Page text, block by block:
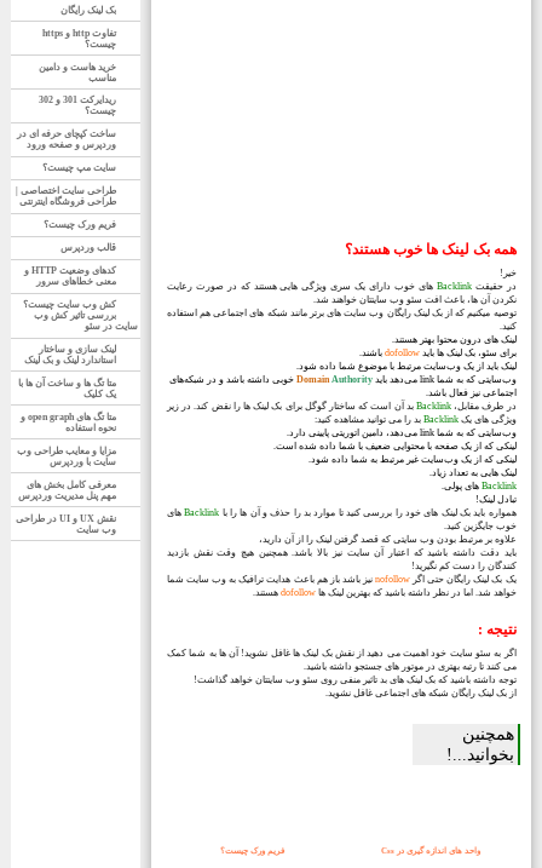
همه بک لینک ها خوب هستند؟
خیر!
در حقیقتBacklink های خوب دارای یک سری ویژگی هایی هستند که در صورت رعایت
نکردن آن ها، باعث افت سئو وب سایتتان خواهند شد.
توصیه میکنیم که از بک لینک رایگان وب سایت های برتر مانند شبکه های اجتماعی هم استفاده
کنید.
لینک های درون محتوا بهتر هستند.
برای سئو، بک لینک ها بایدdofollow باشند.
لینک باید از یک وب‌سایت مرتبط با موضوع شما داده شود.
وب‌سایتی که به شما link می‌دهد باید
DomainAuthority
خوبی داشته باشد و در شبکه‌های
اجتماعی نیز فعال باشد.
در طرف مقابل،Backlink بد آن است که ساختار گوگل برای بک لینک ها را نقض کند. در زیر
ویژگی های یکBacklink بد را می توانید مشاهده کنید:
وب‌سایتی که به شما link می‌دهد، دامین اتوریتی پایینی دارد.
لینکی که از یک صفحه با محتوایی ضعیف با شما داده ‌شده است.
لینکی که از یک وب‌سایت غیر مرتبط به شما داده شود.
لینک هایی به تعداد زیاد.
Backlink های پولی.
تبادل لینک!
همواره باید بک لینک های خود را بررسی کنید تا موارد بد را حذف و آن ها را با Backlinkهای
خوب جایگزین کنید.
علاوه بر مرتبط بودن وب سایتی که قصد گرفتن لینک را از آن دارید،
باید دقت داشته باشید که اعتبار آن سایت نیز بالا باشد. همچنین هیچ وقت نقش بازدید
کنندگان را دست کم نگیرید!
یک بک لینک رایگان حتی اگرnofollow نیز باشد باز هم باعث هدایت ترافیک به وب سایت شما
خواهد شد. اما در نظر داشته باشید که بهترین لینک هاdofollow هستند.
نتیجه :
اگر به سئو سایت خود اهمیت می دهید از نقش بک لینک ها غافل نشوید! آن ها به شما کمک
می کنند تا رتبه بهتری در موتور های جستجو داشته باشید.
توجه داشته باشید که بک لینک های بد تاثیر منفی روی سئو وب سایتتان خواهد گذاشت!
از بک لینک رایگان شبکه های اجتماعی غافل نشوید.
همچنین
بخوانید...!
واحد های اندازه گیری در Css فریم ورک چیست؟
بک لینک رایگان
تفاوت http و https
چیست؟
خرید هاست و دامین
مناسب
ریدایرکت 301 و 302
چیست؟
ساخت کپچای حرفه ای در
وردپرس و صفحه ورود
سایت مپ چیست؟
طراحی سایت اختصاصی |
طراحی فروشگاه اینترنتی
فریم ورک چیست؟
قالب وردپرس
کدهای وضعیت HTTP و
معنی خطاهای سرور
کش وب سایت چیست؟
بررسی تاثیر کش وب
سایت در سئو
لینک سازی و ساختار
استاندارد لینک و بک لینک
متا تگ ها و ساخت آن ها با
یک کلیک
متا تگ های open graph و
نحوه استفاده
مزایا و معایب طراحی وب
سایت با وردپرس
معرفی کامل بخش های
مهم پنل مدیریت وردپرس
نقش UX و UI در طراحی
وب سایت